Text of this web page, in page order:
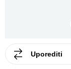
Uporediti